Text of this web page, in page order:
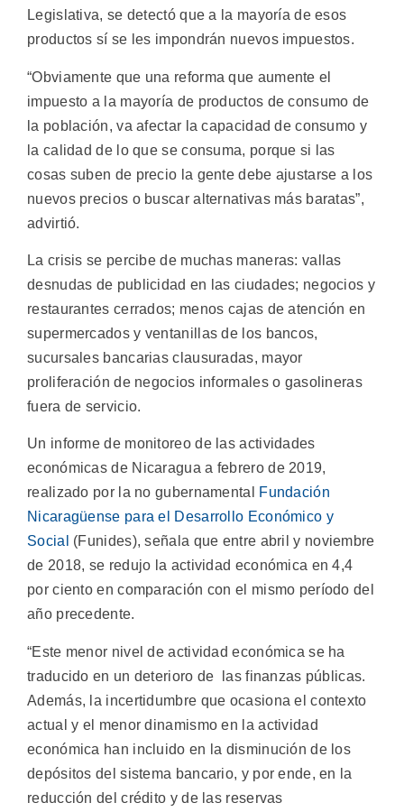
Legislativa, se detectó que a la mayoría de esos
productos sí se les impondrán nuevos impuestos.
“Obviamente que una reforma que aumente el
impuesto a la mayoría de productos de consumo de
la población, va afectar la capacidad de consumo y
la calidad de lo que se consuma, porque si las
cosas suben de precio la gente debe ajustarse a los
nuevos precios o buscar alternativas más baratas”,
advirtió.
La crisis se percibe de muchas maneras: vallas
desnudas de publicidad en las ciudades; negocios y
restaurantes cerrados; menos cajas de atención en
supermercados y ventanillas de los bancos,
sucursales bancarias clausuradas, mayor
proliferación de negocios informales o gasolineras
fuera de servicio.
Un informe de monitoreo de las actividades
económicas de Nicaragua a febrero de 2019,
realizado por la no gubernamental
Fundación
Nicaragüense para el Desarrollo Económico y
Social (Funides), señala que entre abril y noviembre
de 2018, se redujo la actividad económica en 4,4
por ciento en comparación con el mismo período del
año precedente.
“Este menor nivel de actividad económica se ha
traducido en un deterioro de las finanzas públicas.
Además, la incertidumbre que ocasiona el contexto
actual y el menor dinamismo en la actividad
económica han incluido en la disminución de los
depósitos del sistema bancario, y por ende, en la
reducción del crédito y de las reservas